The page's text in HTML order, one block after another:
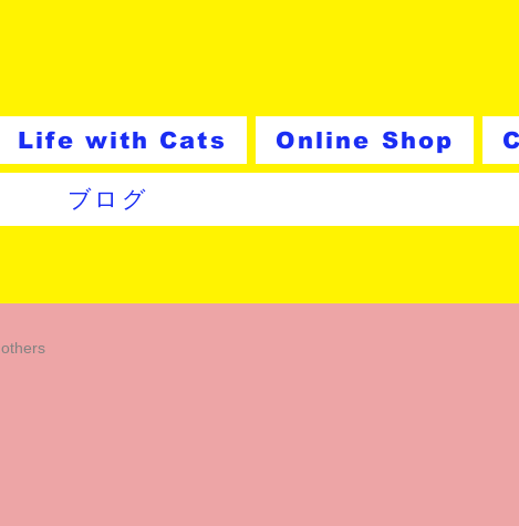
Life with Cats Online Shop
ブログ
others